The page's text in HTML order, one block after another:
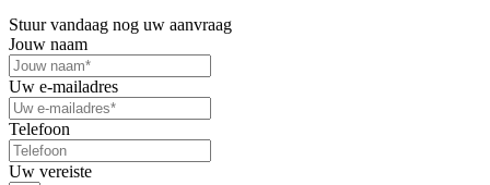
Stuur vandaag nog uw aanvraag
Jouw naam
Uw e-mailadres
Telefoon
Uw vereiste